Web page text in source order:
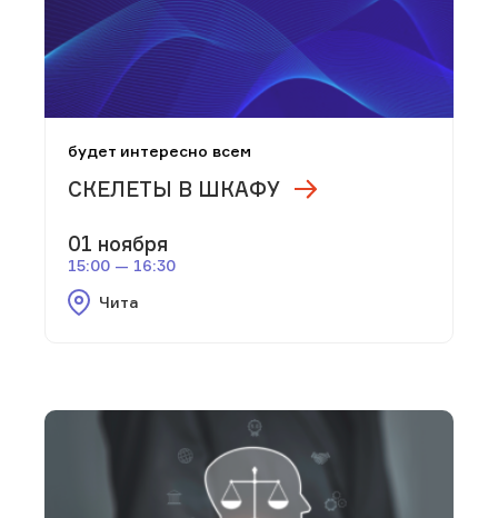
будет интересно всем
СКЕЛЕТЫ В ШКАФУ
01 ноября
15:00 — 16:30
Чита